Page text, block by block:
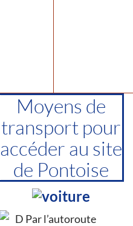
Moyens de
transport pour
accéder au site
de Pontoise
Par l’autoroute